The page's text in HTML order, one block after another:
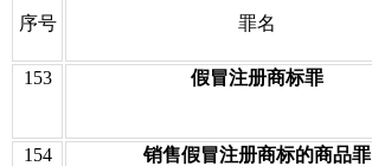
序号 罪名
153 假冒注册商标罪
154 销售假冒注册商标的商品罪